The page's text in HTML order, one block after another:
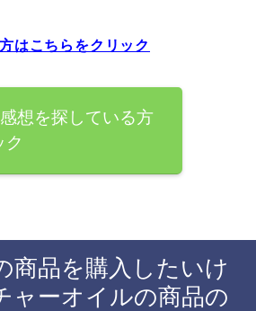
はこちらをクリック
想を探している方
ク
商品を購入したいけ
ャーオイルの商品の